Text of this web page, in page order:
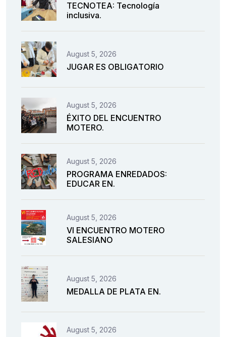
TECNOTEA: Tecnología
inclusiva.
August 5, 2026
JUGAR ES OBLIGATORIO
August 5, 2026
ÉXITO DEL ENCUENTRO
MOTERO.
August 5, 2026
PROGRAMA ENREDADOS:
EDUCAR EN.
August 5, 2026
VI ENCUENTRO MOTERO
SALESIANO
August 5, 2026
MEDALLA DE PLATA EN.
August 5, 2026